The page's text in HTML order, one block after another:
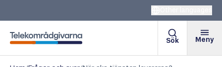
Telekområdgivarna
Sök Meny